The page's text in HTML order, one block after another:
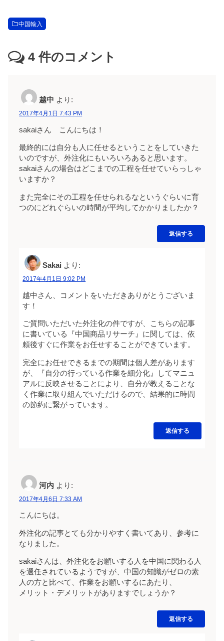
中国輸入
4 件のコメント
越中 より:
2017年4月1日 7:43 PM
sakaiさん こんにちは！
最終的には自分も人に任せるということをしていきた
いのですが、外注化にもいろいろあると思います。
sakaiさんの場合はどこまでの工程を任せていらっしゃ
いますか？
また完全にその工程を任せられるなというぐらいに育
つのにどれぐらいの時間が平均してかかりましたか？
返信する
Sakai より:
2017年4月1日 9:02 PM
越中さん、コメントをいただきありがとうございま
す！
ご質問いただいた外注化の件ですが、こちらの記事
に書いている『中国商品リサーチ』に関しては、依
頼後すぐに作業をお任せすることができています。
完全にお任せできるまでの期間は個人差があります
が、『自分の行っている作業を細分化』してマニュ
アルに反映させることにより、自分が教えることな
く作業に取り組んでいただけるので、結果的に時間
の節約に繋がっています。
返信する
河内 より:
2017年4月6日 7:33 AM
こんにちは。
外注化の記事とても分かりやすく書いてあり、参考に
なりました。
sakaiさんは、外注化をお願いする人を中国に関わる人
を選任されているようですが、中国の知識がゼロの素
人の方と比べて、作業をお願いするにあたり、
メリット・デメリットがありますでしょうか？
返信する